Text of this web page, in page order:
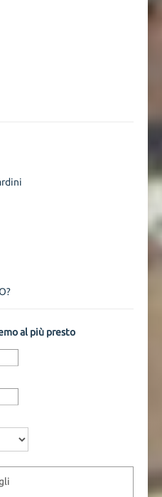
al più presto